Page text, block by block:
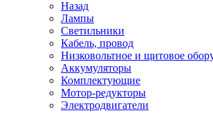
Назад
Лампы
Светильники
Кабель, провод
Низковольтное и щитовое
Аккумуляторы
Комплектующие
Мотор-редукторы
Электродвигатели